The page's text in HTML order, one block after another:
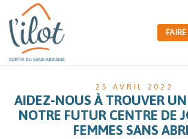
25 AVRIL 2022
AIDEZ-NOUS À TROUVER
NOTRE FUTUR CENTRE DE
FEMMES SANS